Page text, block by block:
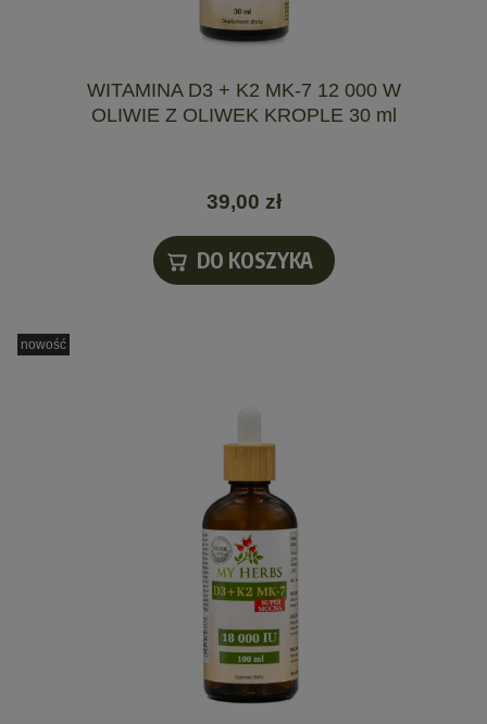
WITAMINA D3 + K2 MK-7 12 000 W
OLIWIE Z OLIWEK KROPLE 30 ml
39,00 zł
DO KOSZYKA
nowość